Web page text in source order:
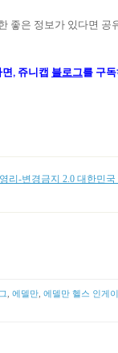
좋은 정보가 있다면 공
, 쥬니캡 블로그를 구독
리-변경금지 2.0 대한민국
에델만, 에델만 헬스 인게